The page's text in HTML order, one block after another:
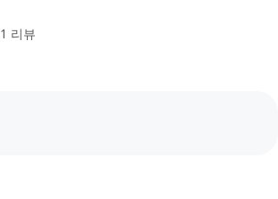
리뷰
부터